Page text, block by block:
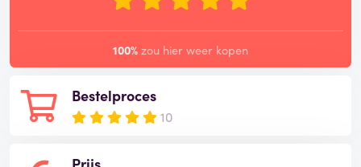
Bestelproces
10
100% zou hier weer kopen